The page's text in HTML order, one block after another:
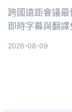
跨國遠距會議
即時字幕與翻
2026-08-09